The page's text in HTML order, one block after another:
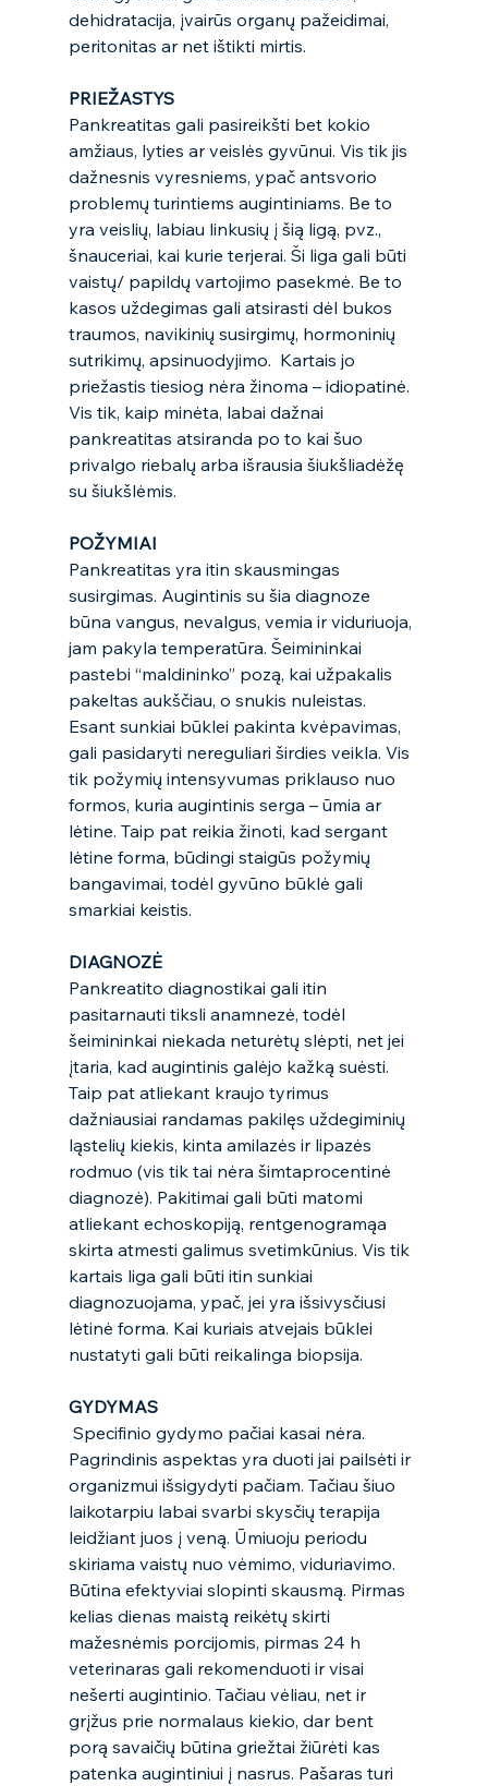
dehidratacija, įvairūs organų pažeidimai,
peritonitas ar net ištikti mirtis.
PRIEŽASTYS
Pankreatitas gali pasireikšti bet kokio
amžiaus, lyties ar veislės gyvūnui. Vis tik jis
dažnesnis vyresniems, ypač antsvorio
problemų turintiems augintiniams. Be to
yra veislių, labiau linkusių į šią ligą, pvz.,
šnauceriai, kai kurie terjerai. Ši liga gali būti
vaistų/ papildų vartojimo pasekmė. Be to
kasos uždegimas gali atsirasti dėl bukos
traumos, navikinių susirgimų, hormoninių
sutrikimų, apsinuodyjimo.  Kartais jo
priežastis tiesiog nėra žinoma – idiopatinė.
Vis tik, kaip minėta, labai dažnai
pankreatitas atsiranda po to kai šuo
privalgo riebalų arba išrausia šiukšliadėžę
su šiukšlėmis.
POŽYMIAI
Pankreatitas yra itin skausmingas
susirgimas. Augintinis su šia diagnoze
būna vangus, nevalgus, vemia ir viduriuoja,
jam pakyla temperatūra. Šeimininkai
pastebi “maldininko” pozą, kai užpakalis
pakeltas aukščiau, o snukis nuleistas.
Esant sunkiai būklei pakinta kvėpavimas,
gali pasidaryti nereguliari širdies veikla. Vis
tik požymių intensyvumas priklauso nuo
formos, kuria augintinis serga – ūmia ar
lėtine. Taip pat reikia žinoti, kad sergant
lėtine forma, būdingi staigūs požymių
bangavimai, todėl gyvūno būklė gali
smarkiai keistis.
DIAGNOZĖ
Pankreatito diagnostikai gali itin
pasitarnauti tiksli anamnezė, todėl
šeimininkai niekada neturėtų slėpti, net jei
įtaria, kad augintinis galėjo kažką suėsti.
Taip pat atliekant kraujo tyrimus
dažniausiai randamas pakilęs uždegiminių
ląstelių kiekis, kinta amilazės ir lipazės
rodmuo (vis tik tai nėra šimtaprocentinė
diagnozė). Pakitimai gali būti matomi
atliekant echoskopiją, rentgenogramąa
skirta atmesti galimus svetimkūnius. Vis tik
kartais liga gali būti itin sunkiai
diagnozuojama, ypač, jei yra išsivysčiusi
lėtinė forma. Kai kuriais atvejais būklei
nustatyti gali būti reikalinga biopsija.
GYDYMAS
Specifinio gydymo pačiai kasai nėra.
Pagrindinis aspektas yra duoti jai pailsėti ir
organizmui išsigydyti pačiam. Tačiau šiuo
laikotarpiu labai svarbi skysčių terapija
leidžiant juos į veną. Ūmiuoju periodu
skiriama vaistų nuo vėmimo, viduriavimo.
Būtina efektyviai slopinti skausmą. Pirmas
kelias dienas maistą reikėtų skirti
mažesnėmis porcijomis, pirmas 24 h
veterinaras gali rekomenduoti ir visai
nešerti augintinio. Tačiau vėliau, net ir
grįžus prie normalaus kiekio, dar bent
porą savaičių būtina griežtai žiūrėti kas
patenka augintiniui į nasrus. Pašaras turi